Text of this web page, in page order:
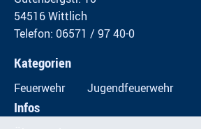
54516 Wittlich
Telefon: 06571 / 97 40-0
Kategorien
Feuerwehr Jugendfeuerwehr
Infos